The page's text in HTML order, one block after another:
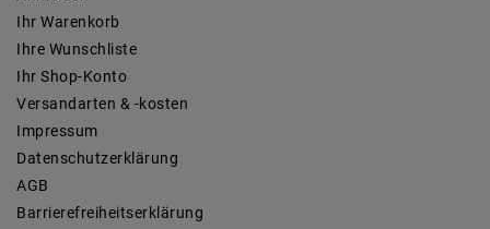
Ihr Warenkorb
Ihre Wunschliste
Ihr Shop-Konto
Versandarten & -kosten
Impressum
Daten­schutz­erklärung
AGB
Barrierefreiheitserklärung